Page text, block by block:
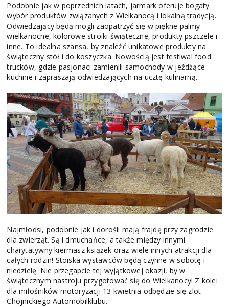
Podobnie jak w poprzednich latach, jarmark oferuje bogaty
wybór produktów związanych z Wielkanocą i lokalną tradycją.
Odwiedzający będą mogli zaopatrzyć się w piękne palmy
wielkanocne, kolorowe stroiki świąteczne, produkty pszczele i
inne. To idealna szansa, by znaleźć unikatowe produkty na
świąteczny stół i do koszyczka. Nowością jest festiwal food
trucków, gdzie pasjonaci zamienili samochody w jeżdżące
kuchnie i zapraszają odwiedzających na ucztę kulinarną.
Najmłodsi, podobnie jak i dorośli mają frajdę przy zagrodzie
dla zwierząt. Są i dmuchańce, a także między innymi
charytatywny kiermasz książek oraz wiele innych atrakcji dla
całych rodzin! Stoiska wystawców będą czynne w sobotę i
niedzielę. Nie przegapcie tej wyjątkowej okazji, by w
świątecznym nastroju przygotować się do Wielkanocy! Z kolei
dla miłośników motoryzacji 13 kwietnia odbędzie się zlot
Chojnickiego Automobilklubu.